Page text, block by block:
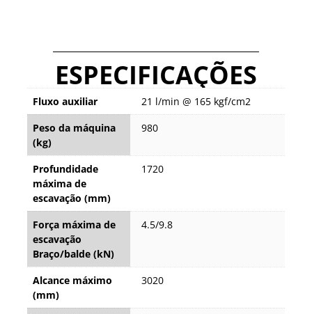
ESPECIFICAÇÕES
Fluxo auxiliar
21 l/min @ 165 kgf/cm2
Peso da máquina
(kg)
980
Profundidade
máxima de
escavação (mm)
1720
Força máxima de
escavação
Braço/balde (kN)
4.5/9.8
Alcance máximo
(mm)
3020